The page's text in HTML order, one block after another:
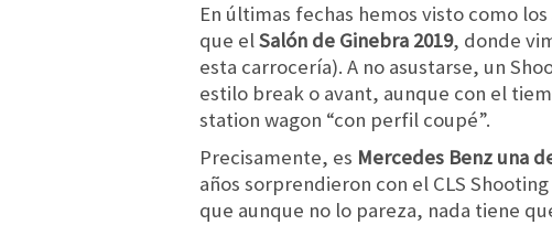
En últimas fechas hemos visto como los
que elSalón de Ginebra 2019, donde
esta carrocería). A no asustarse, un
estilo break o avant, aunque con el
station wagon “con perfil coupé”.
Precisamente, es Mercedes Benz una
años sorprendieron con el CLS
que aunque no lo pareza, nada tiene